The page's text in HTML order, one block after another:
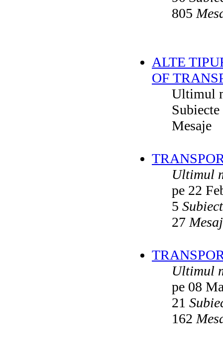
805
ALTE
OF
Ultimul
Subiecte
Mesaje
Ultimul
pe 22
5
27
Ultimul
pe 08
21
162